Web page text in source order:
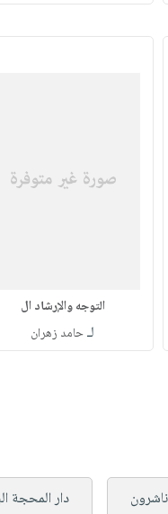
التوجه والإرشاد ال
لـحامد زهران
ناشرون دار المحجة